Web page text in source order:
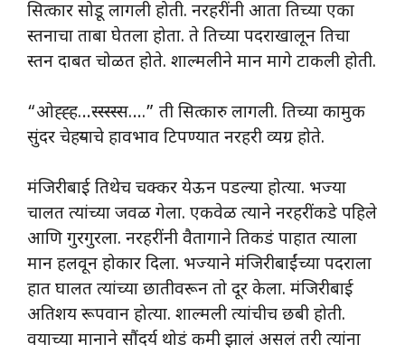
सित्कार सोडू लागली होती. नरहरींनी आता तिच्या एका
स्तनाचा ताबा घेतला होता. ते तिच्या पदराखालून तिचा
स्तन दाबत चोळत होते. शाल्मलीने मान मागे टाकली होती.
“ओह्ह्ह…स्स्स्स्स….” ती सित्कारु लागली. तिच्या कामुक
सुंदर चेहऱ्याचे हावभाव टिपण्यात नरहरी व्यग्र होते.
मंजिरीबाई तिथेच चक्कर येऊन पडल्या होत्या. भज्या
चालत त्यांच्या जवळ गेला. एकवेळ त्याने नरहरींकडे पहिले
आणि गुरगुरला. नरहरींनी वैतागाने तिकडं पाहात त्याला
मान हलवून होकार दिला. भज्याने मंजिरीबाईंच्या पदराला
हात घालत त्यांच्या छातीवरून तो दूर केला. मंजिरीबाई
अतिशय रूपवान होत्या. शाल्मली त्यांचीच छबी होती.
वयाच्या मानाने सौंदर्य थोडं कमी झालं असलं तरी त्यांना